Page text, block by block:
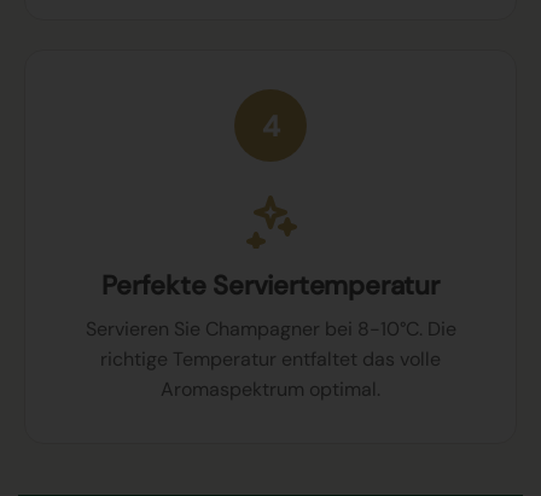
4
Perfekte Serviertemperatur
Servieren Sie Champagner bei 8-10°C. Die
richtige Temperatur entfaltet das volle
Aromaspektrum optimal.